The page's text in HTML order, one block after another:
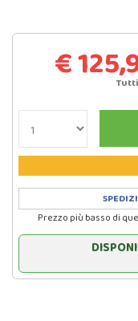
€
Prezzo più basso di